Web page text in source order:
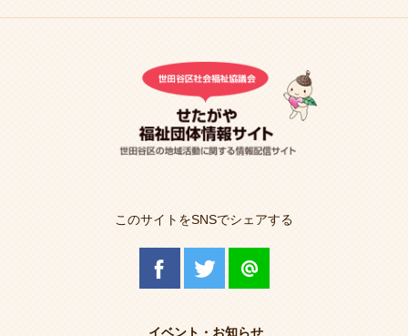
このサイトをSNSでシェアする
イベント・お知らせ